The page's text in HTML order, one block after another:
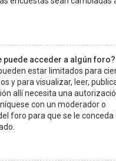
puede acceder a algún foro?
estar limitados para
y para visualizar, leer,
allí necesita una
con un moderador o
foro para que se le conceda